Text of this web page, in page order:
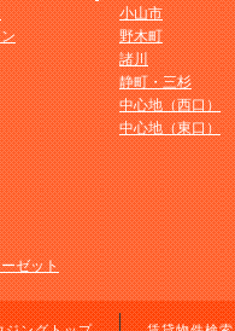
ゼット
小山市
野木町
諸川
静町・三杉
中心地（西口）
中心地（東口）